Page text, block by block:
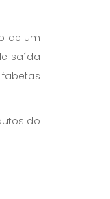
de um
saída
do